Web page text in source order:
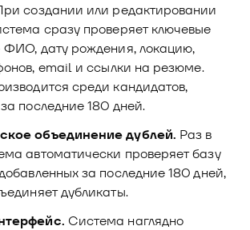
создании или редактировании
сразу проверяет ключевые
дату рождения, локацию,
email и ссылки на резюме.
среди кандидатов,
последние 180 дней.
объединение дублей. Раз в
автоматически проверяет базу
за последние 180 дней,
дубликаты.
Система наглядно